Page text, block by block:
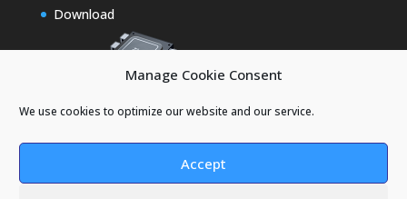
Manage Cookie Consent
We use cookies to optimize our website and our service.
Accept
Download